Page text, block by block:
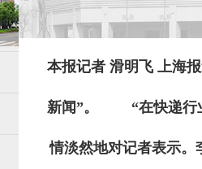
本报记者 滑明飞 上海
新闻”。 “在快递行业
情淡然地对记者表示。